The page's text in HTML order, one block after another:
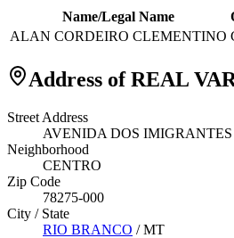
Name/Legal Name
ALAN CORDEIRO CLEMENTINO
Address of REAL
Street Address
AVENIDA DOS IMIGRANTES
Neighborhood
CENTRO
Zip Code
78275-000
City / State
RIO BRANCO /MT